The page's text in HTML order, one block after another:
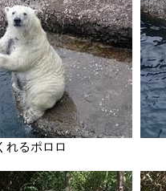
れるポロロ